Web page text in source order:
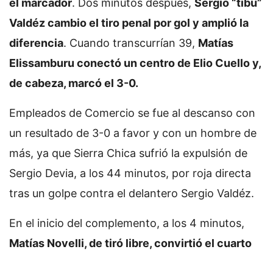
el marcador. Dos minutos después, Sergio “tibu”
Valdéz cambio el tiro penal por gol y amplió la
diferencia. Cuando transcurrían 39, Matías
Elissamburu conectó un centro de Elio Cuello y,
de cabeza, marcó el 3-0.
Empleados de Comercio se fue al descanso con
un resultado de 3-0 a favor y con un hombre de
más, ya que Sierra Chica sufrió la expulsión de
Sergio Devia, a los 44 minutos, por roja directa
tras un golpe contra el delantero Sergio Valdéz.
En el inicio del complemento, a los 4 minutos,
Matías Novelli, de tiró libre, convirtió el cuarto